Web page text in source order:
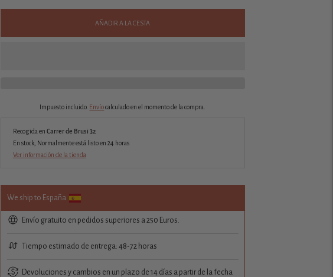
AÑADIR A LA CESTA
Impuesto incluido. Envíocalculado en el momento de la compra.
Recogida en Carrer de Brusi 32
En stock, Normalmente está listo en 24 horas
Ver información de la tienda
We ship to España
Envío gratuito en pedidos superiores a 250 Euros.
Tiempo estimado de entrega: 48-72 horas
Devoluciones y cambios en un plazo de 14 días a partir de la fecha